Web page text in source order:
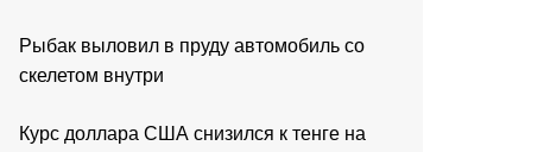
Рыбак выловил в пруду автомобиль со
скелетом внутри
Курс доллара США снизился к тенге на